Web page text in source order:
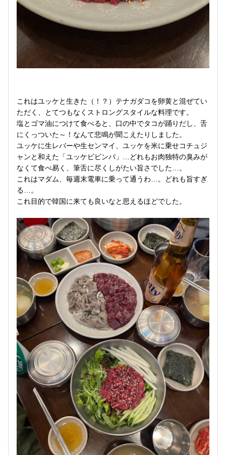
これはユッケと生きた（！？）テナガダコを卵黄と混ぜてい
ただく、とてつもなくストロングスタイルな料理です。
塩とゴマ油につけて食べると、口の中でタコが踊りだし、舌
にくっついた～！なんて悲鳴が聞こえたりしました。
ユッケに生レバーや生センマイ、ユッケを米に乗せコチュジ
ャンと和えた「ユッケビビンバ」…どれもお肉独特の臭みが
なくて食べ易く、筆舌に尽くしがたい旨さでした…。
これはマダム、毎週末電車に乗って通うわ…。どれも旨すぎ
る…。
これ目的で韓国に来ても良いなと思えるほどでした。